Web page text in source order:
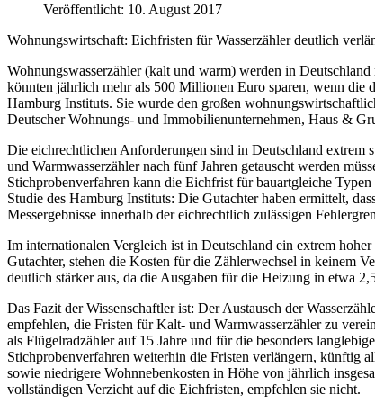
Veröffentlicht: 10. August 2017
Wohnungswirtschaft: Eichfristen für Wasserzähler deutlich
Wohnungswasserzähler (kalt und warm) werden in
könnten jährlich mehr als 500 Millionen Euro sparen, wenn die
Hamburg Instituts. Sie wurde den großen
Deutscher Wohnungs- und Immobilienunternehmen, Haus &
Die eichrechtlichen Anforderungen sind in Deutschland extrem
und Warmwasserzähler nach fünf Jahren getauscht werden
Stichprobenverfahren kann die Eichfrist für bauartgleiche
Studie des Hamburg Instituts: Die Gutachter haben ermittelt,
Messergebnisse innerhalb der eichrechtlich zulässigen
Im internationalen Vergleich ist in Deutschland ein extrem
Gutachter, stehen die Kosten für die Zählerwechsel in keinem
deutlich stärker aus, da die Ausgaben für die Heizung in etwa
Das Fazit der Wissenschaftler ist: Der Austausch der
empfehlen, die Fristen für Kalt- und Warmwasserzähler zu
als Flügelradzähler auf 15 Jahre und für die besonders
Stichprobenverfahren weiterhin die Fristen verlängern, künftig
sowie niedrigere Wohnnebenkosten in Höhe von jährlich
vollständigen Verzicht auf die Eichfristen, empfehlen sie nicht.